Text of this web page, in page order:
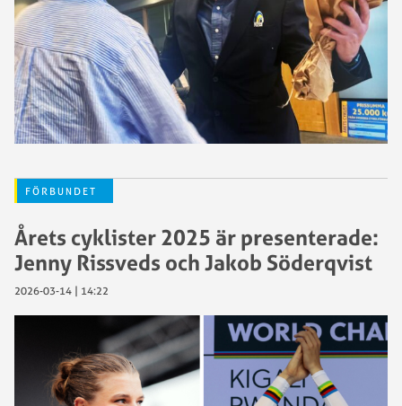
FÖRBUNDET
Årets cyklister 2025 är presenterade:
Jenny Rissveds och Jakob Söderqvist
2026-03-14 | 14:22